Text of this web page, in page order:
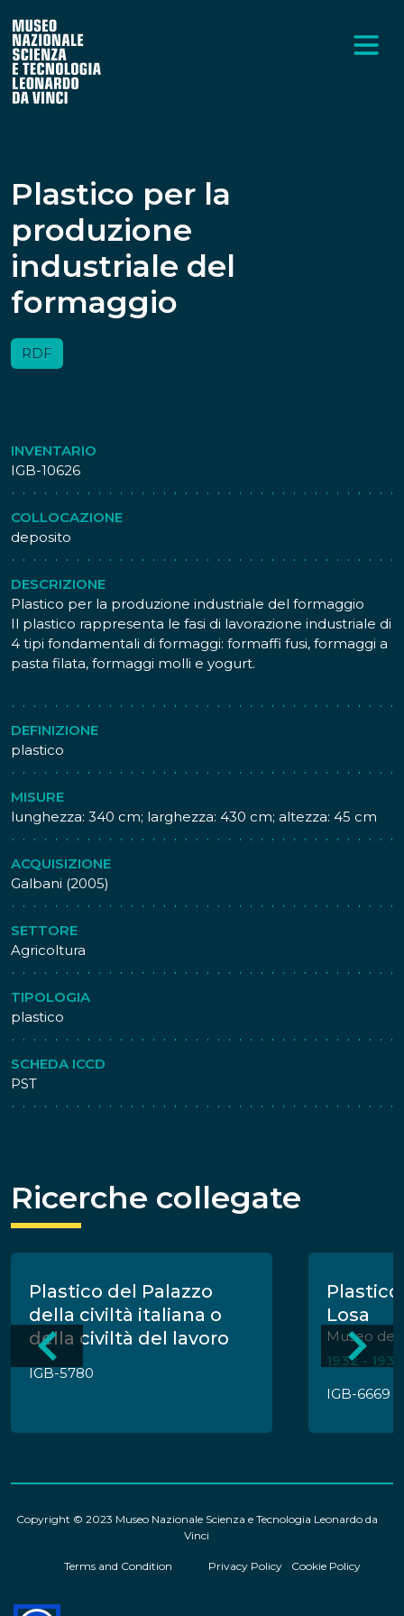
Plastico per la
produzione
industriale del
formaggio
RDF
INVENTARIO
IGB-10626
COLLOCAZIONE
deposito
DESCRIZIONE
Plastico per la produzione industriale del formaggio
Il plastico rappresenta le fasi di lavorazione industriale di
4 tipi fondamentali di formaggi: formaffi fusi, formaggi a
pasta filata, formaggi molli e yogurt.
DEFINIZIONE
plastico
MISURE
lunghezza: 340 cm; larghezza: 430 cm; altezza: 45 cm
ACQUISIZIONE
Galbani (2005)
SETTORE
Agricoltura
TIPOLOGIA
plastico
SCHEDA ICCD
PST
Ricerche collegate
Plastico del Palazzo
della civiltà italiana o
della civiltà del lavoro
IGB-5780
Losa
Museo del
1932 - 1933
IGB-6669
Copyright © 2023 Museo Nazionale Scienza e Tecnologia Leonardo da
Vinci
Terms and Condition Privacy Policy Cookie Policy